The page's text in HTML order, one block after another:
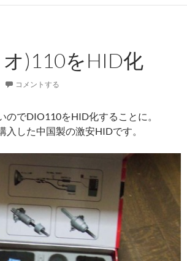
)110をHID化
コメントする
のでDIO110をHID化することに。
入した中国製の激安HIDです。